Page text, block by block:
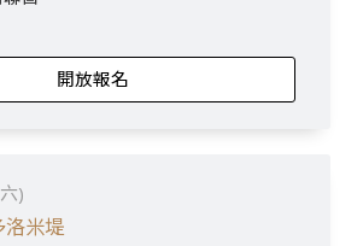
開放報名
)
洛米堤